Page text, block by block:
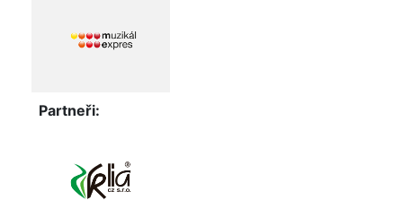
Partneři: